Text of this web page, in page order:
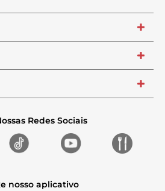
+
+
+
Redes Sociais
nosso aplicativo